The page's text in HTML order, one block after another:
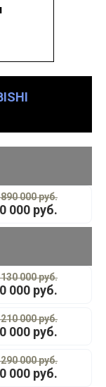
000 руб.
000 руб.
000 руб.
000 руб.
000 руб.
000 руб.
000 руб.
000 руб.